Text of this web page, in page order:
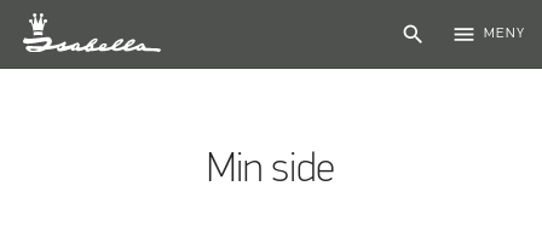
search menu MENY
Min side